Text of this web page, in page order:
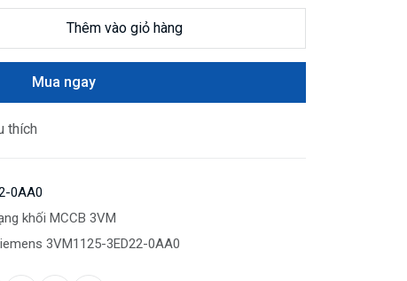
Thêm vào giỏ hàng
Mua ngay
thích
0AA0
khối MCCB 3VM
3VM1125-3ED22-0AA0